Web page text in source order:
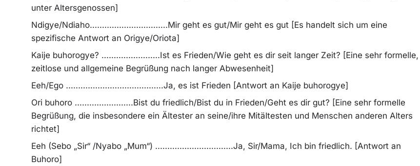
unter Altersgenossen]
Ndigye/Ndiaho................................Mir geht es gut/Mir geht es gut [Es handelt sich um eine
spezifische Antwort an Origye/Oriota]
Kaije buhorogye? ........................Ist es Frieden/Wie geht es dir seit langer Zeit? [Eine sehr formelle,
zeitlose und allgemeine Begrüßung nach langer Abwesenheit]
Eeh/Ego ........................................Ja, es ist Frieden [Antwort an Kaije buhorogye]
Ori buhoro ........................Bist du friedlich/Bist du in Frieden/Geht es dir gut? [Eine sehr formelle
Begrüßung, die insbesondere ein Ältester an seine/ihre Mitältesten und Menschen anderen Alters
richtet]
Eeh (Sebo „Sir“ /Nyabo „Mum“) ................................Ja, Sir/Mama, Ich bin friedlich. [Antwort an
Buhoro]